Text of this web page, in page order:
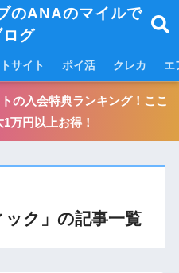
のANAのマイルで
グ
サイト ポイ活 クレカ エ
の入会特典ランキング！ここ
万円以上お得！
ック」の記事一覧